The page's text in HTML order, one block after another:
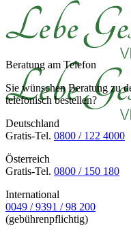
Beratung am Telefon
Sie wünschen Beratung zu
telefonisch bestellen?
Deutschland
Gratis-Tel. 0800 / 122 4000
Österreich
Gratis-Tel. 0800 / 150 180
International
0049 / 9391 / 98 200
(gebührenpflichtig)